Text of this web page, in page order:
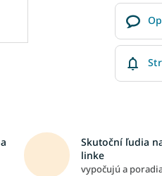
Skutoční ľudia
linke
vypočujú a